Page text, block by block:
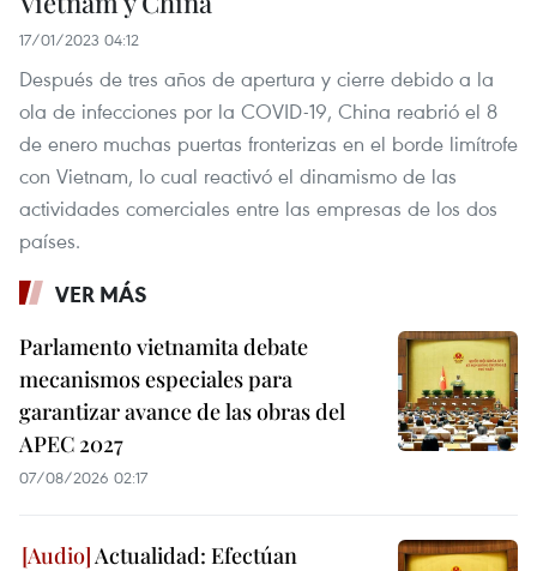
17/01/2023 04:12
Después de tres años de apertura y cierre debido a la
ola de infecciones por la COVID-19, China reabrió el 8
de enero muchas puertas fronterizas en el borde limítrofe
con Vietnam, lo cual reactivó el dinamismo de las
actividades comerciales entre las empresas de los dos
países.
VER MÁS
Parlamento vietnamita debate
mecanismos especiales para
garantizar avance de las obras del
APEC 2027
07/08/2026 02:17
Actualidad: Efectúan